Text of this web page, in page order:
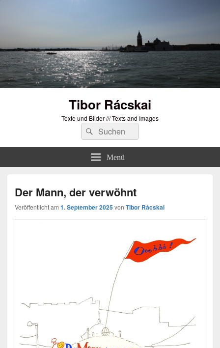
Tibor Rácskai
Texte und Bilder /// Texts and Images
Suchen
nach:
Suchen
Menü
Der Mann, der verwöhnt
Veröffentlicht am 1. September 2025von Tibor Rácskai